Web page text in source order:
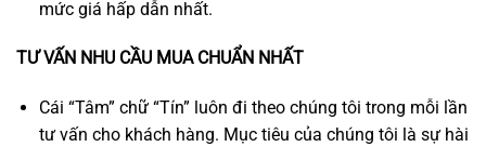
mức giá hấp dẫn nhất.
TƯ VẤN NHU CẦU MUA CHUẨN NHẤT
Cái “Tâm” chữ “Tín” luôn đi theo chúng tôi trong mỗi lần
tư vấn cho khách hàng. Mục tiêu của chúng tôi là sự hài